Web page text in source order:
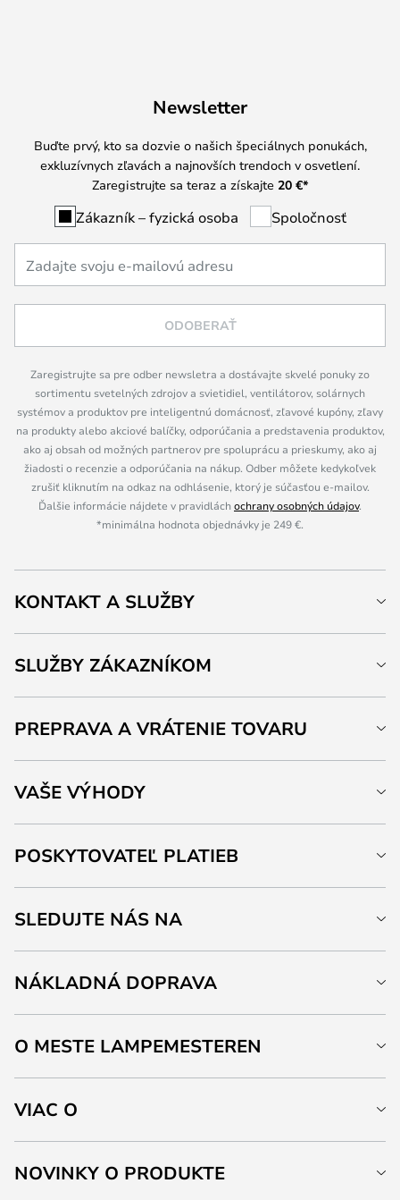
Newsletter
Buďte prvý, kto sa dozvie o našich špeciálnych ponukách,
exkluzívnych zľavách a najnovších trendoch v osvetlení.
Zaregistrujte sa teraz a získajte 20 €*
Zákazník – fyzická osoba Spoločnosť
ODOBERAŤ
Zaregistrujte sa pre odber newsletra a dostávajte skvelé ponuky zo
sortimentu svetelných zdrojov a svietidiel, ventilátorov, solárnych
systémov a produktov pre inteligentnú domácnosť, zľavové kupóny, zľavy
na produkty alebo akciové balíčky, odporúčania a predstavenia produktov,
ako aj obsah od možných partnerov pre spoluprácu a prieskumy, ako aj
žiadosti o recenzie a odporúčania na nákup. Odber môžete kedykoľvek
zrušiť kliknutím na odkaz na odhlásenie, ktorý je súčasťou e-mailov.
Ďalšie informácie nájdete v pravidláchochrany osobných údajov.
*minimálna hodnota objednávky je 249 €.
KONTAKT A SLUŽBY
SLUŽBY ZÁKAZNÍKOM
PREPRAVA A VRÁTENIE TOVARU
VAŠE VÝHODY
POSKYTOVATEĽ PLATIEB
SLEDUJTE NÁS NA
NÁKLADNÁ DOPRAVA
O MESTE LAMPEMESTEREN
VIAC O
NOVINKY O PRODUKTE